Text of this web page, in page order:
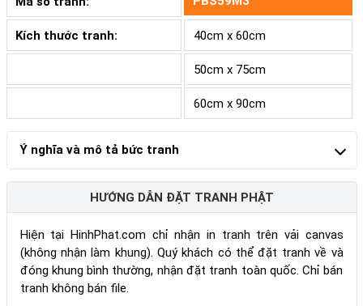
Kích thước tranh: 40cm x 60cm
50cm x 75cm
60cm x 90cm
Ý nghĩa và mô tả bức tranh
HƯỚNG DẪN ĐẶT TRANH PHẬT
Hiện tại HinhPhat.com chỉ nhận in tranh trên vải canvas
(không nhận làm khung). Quý khách có thể đặt tranh về và
đóng khung bình thường, nhận đặt tranh toàn quốc. Chỉ bán
tranh không bán file.